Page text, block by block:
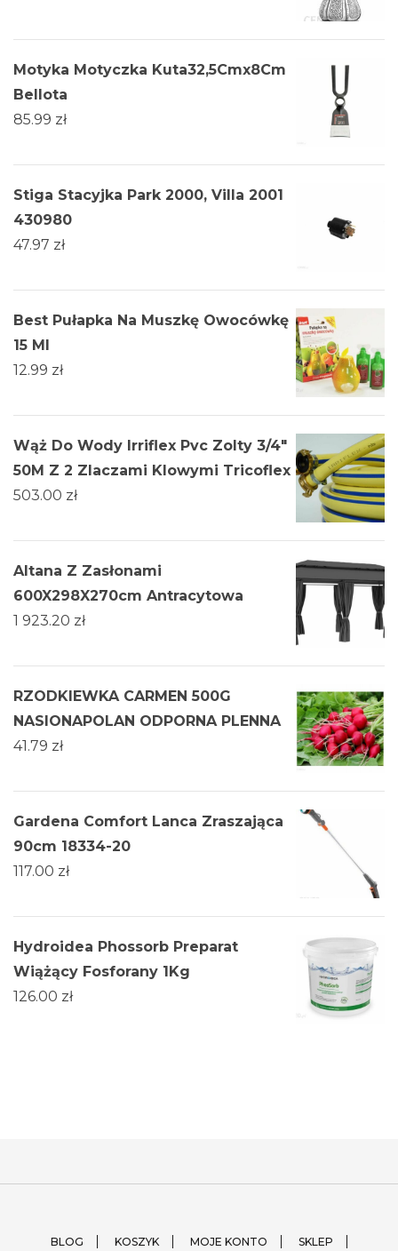
Motyka Motyczka Kuta32,5Cmx8Cm
Bellota
85.99 zł
Stiga Stacyjka Park 2000, Villa 2001
430980
47.97 zł
Best Pułapka Na Muszkę Owocówkę
15 Ml
12.99 zł
Wąż Do Wody Irriflex Pvc Zolty 3/4"
50M Z 2 Zlaczami Klowymi Tricoflex
503.00 zł
Altana Z Zasłonami
600X298X270cm Antracytowa
1 923.20 zł
RZODKIEWKA CARMEN 500G
NASIONAPOLAN ODPORNA PLENNA
41.79 zł
Gardena Comfort Lanca Zraszająca
90cm 18334-20
117.00 zł
Hydroidea Phossorb Preparat
Wiążący Fosforany 1Kg
126.00 zł
BLOG KOSZYK MOJE KONTO SKLEP